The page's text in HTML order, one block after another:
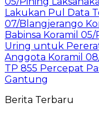
Lakukan Pul Data
07/Blangjerango
Babinsa Koramil
Uring untuk
Anggota Koramil
TP 855 Percepat
Gantung
Berita Terbaru